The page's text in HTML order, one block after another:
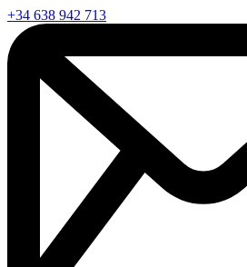
+34 638 942 713